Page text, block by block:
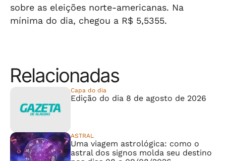
sobre as eleições norte-americanas. Na
mínima do dia, chegou a R$ 5,5355.
Relacionadas
Capa do dia
Edição do dia 8 de agosto de 2026
ASTRAL
Uma viagem astrológica: como o
astral dos signos molda seu destino